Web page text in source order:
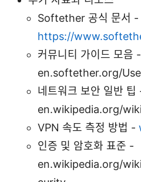
Softether 공식 문서 -
https://
커뮤니티 가이드 모음 -
en.softether.org/
네트워크 보안 일반 팁
en.wikipedia.org/
VPN 속도 측정 방법 -
인증 및 암호화 표준 -
en.wikipedia.org/